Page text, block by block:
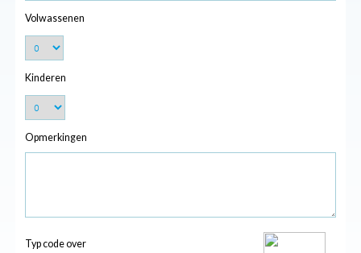
Volwassenen
Kinderen
Opmerkingen
Typ code over